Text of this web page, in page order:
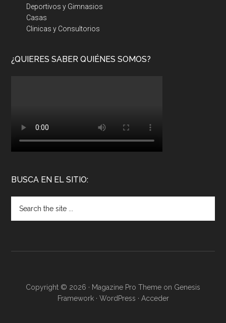
Deportivos y Gimnasios
Casas
Clinicas y Consultorios
¿QUIERES SABER QUIÉNES SOMOS?
BUSCA EN EL SITIO:
Copyright © 2026 · Magazine Pro Theme on Genesis
Framework· WordPress · Acceder